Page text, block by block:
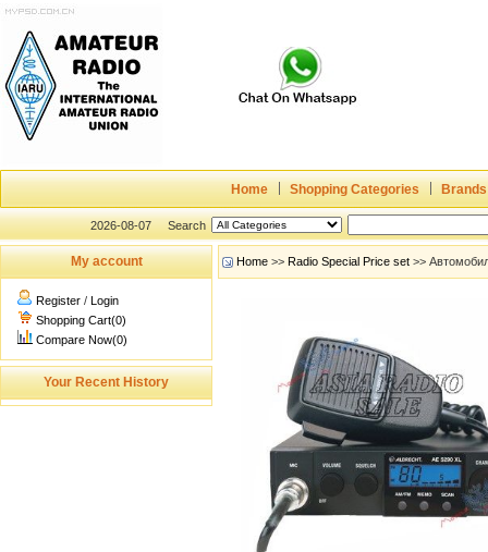
Home Shopping Categories Brands
2026-08-07 Search
My account
Register / Login
Shopping Cart(0)
Compare Now(0)
Your Recent History
Home >> Radio Special Price set >>